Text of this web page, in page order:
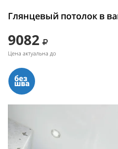
Глянцевый потолок в
9082
Цена актуальна до